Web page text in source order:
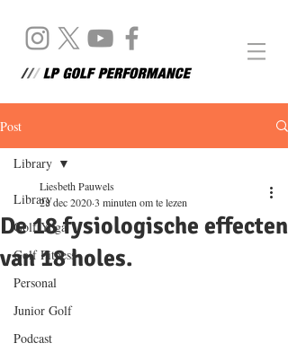
Post
Library
Golf Yoga
Golf Fitness
Personal
Junior Golf
Podcast
Library
De 18 fysiologische effecten
van 18 holes.
Liesbeth Pauwels
28 dec 20203 minuten om te lezen